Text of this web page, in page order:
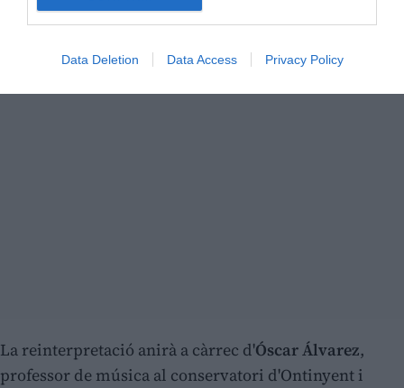
Data Deletion Data Access Privacy Policy
La reinterpretació anirà a càrrec d'Óscar Álvarez,
professor de música al conservatori d'Ontinyent i